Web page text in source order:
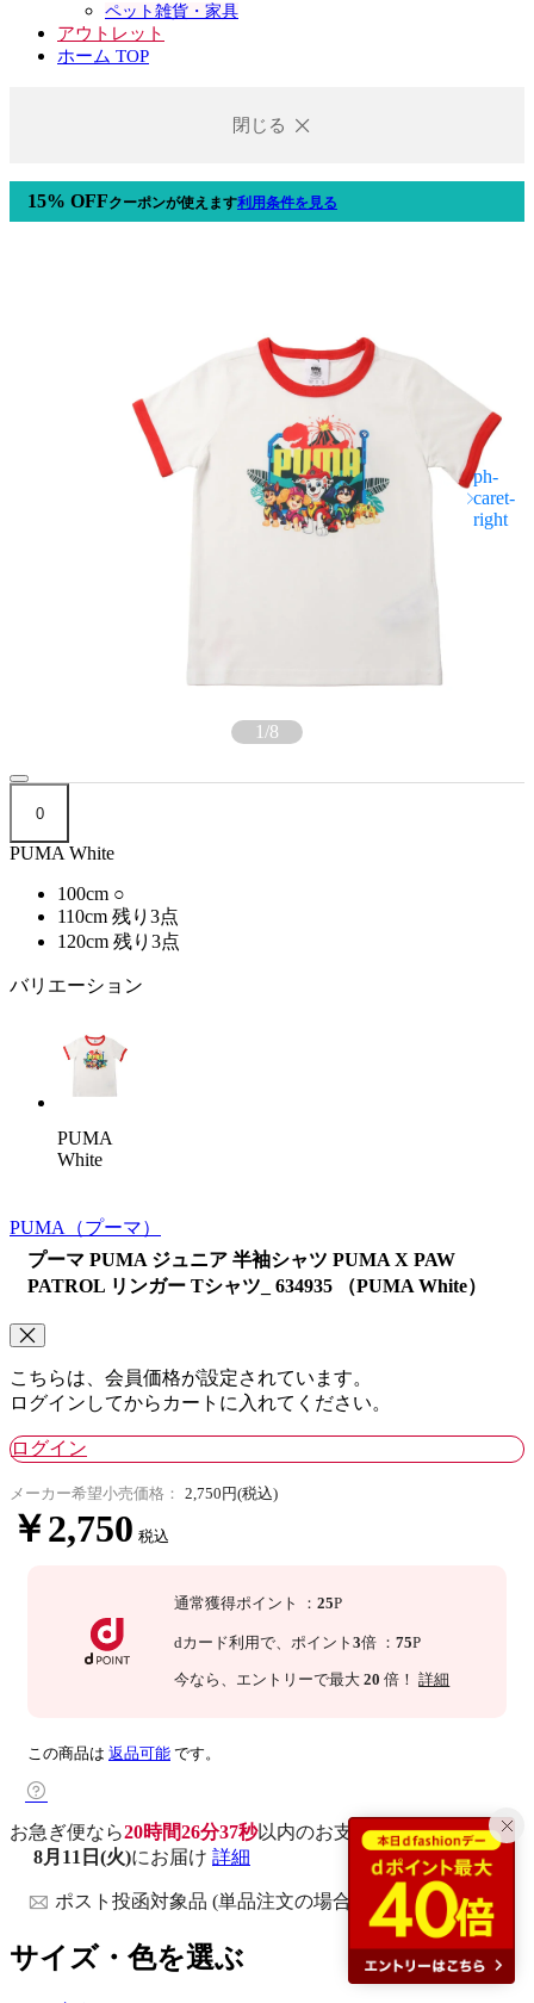
ペット雑貨・家具
アウトレット
ホーム TOP
閉じる
15% OFFクーポンが使えます利用条件を見る
1/8
0
PUMA White
100cm ○
110cm 残り3点
120cm 残り3点
バリエーション
PUMA
White
PUMA
（プーマ）
プーマ PUMA ジュニア 半袖シャツ PUMA X PAW
PATROL リンガー Tシャツ_ 634935 （PUMA White）
こちらは、会員価格が設定されています。
ログインしてからカートに入れてください。
ログイン
メーカー希望小売価格： 2,750円(税込)
￥2,750 税込
通常獲得ポイント ：25P
dカード利用で、 ポイント3倍 ：75P
今なら 、エントリーで最大 20 倍！詳細
この商品は 返品可能 です。
お急ぎ便なら20時間26分36秒以内のお支払いで
8月11日(火)にお届け 詳細
ポスト投函対象品 (単品注文の場合)
サイズ・色を選ぶ